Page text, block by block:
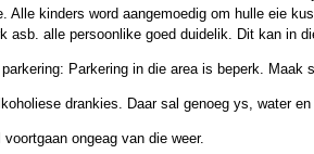
Alle kinders word aangemoedig om hulle eie
asb. alle persoonlike goed duidelik. Dit kan in
parkering: Parkering in die area is beperk.
drankies. Daar sal genoeg ys, water
voortgaan ongeag van die weer.